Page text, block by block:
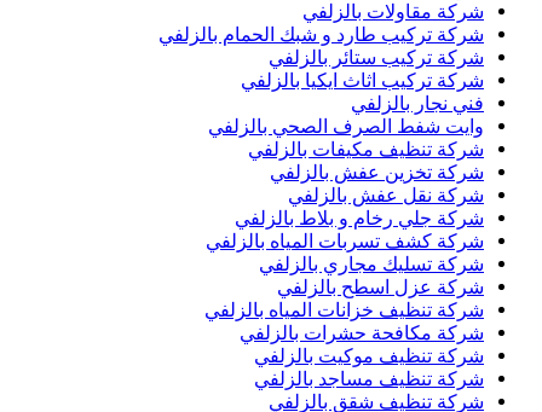
شركة مقاولات بالزلفي
شركة تركيب طارد و شبك الحمام بالزلفي
شركة تركيب ستائر بالزلفي
شركة تركيب اثاث ايكيا بالزلفي
فني نجار بالزلفي
وايت شفط الصرف الصحي بالزلفي
شركة تنظيف مكيفات بالزلفي
شركة تخزين عفش بالزلفي
شركة نقل عفش بالزلفي
شركة جلي رخام و بلاط بالزلفي
شركة كشف تسربات المياه بالزلفي
شركة تسليك مجاري بالزلفي
شركة عزل اسطح بالزلفي
شركة تنظيف خزانات المياه بالزلفي
شركة مكافحة حشرات بالزلفي
شركة تنظيف موكيت بالزلفي
شركة تنظيف مساجد بالزلفي
شركة تنظيف شقق بالزلفي